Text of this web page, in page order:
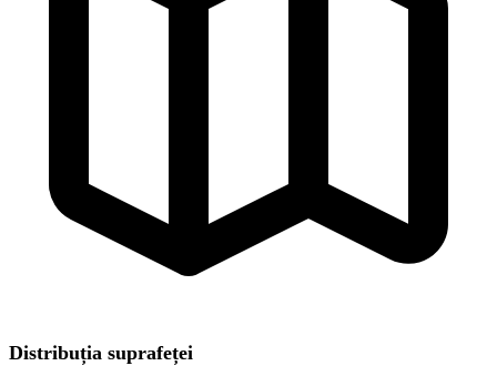
Distribuția suprafeței